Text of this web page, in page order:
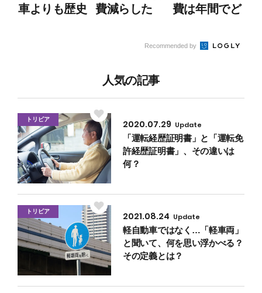
車よりも歴史
費減らした
きる簡単な節
費は年間でど
用を抑えるに
Recommended by
人気の記事
2020.07.29 Update
「運転経歴証明書」と「運転免
許経歴証明書」、その違いは
何？
トリビア
2021.08.24 Update
軽自動車ではなく…「軽車両」
と聞いて、何を思い浮かべる？
その定義とは？
トリビア